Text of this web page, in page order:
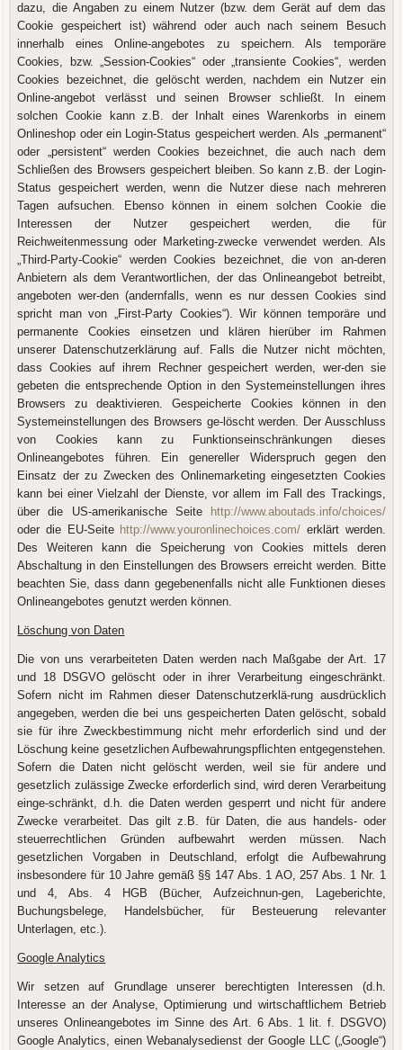
dazu, die Angaben zu einem Nutzer (bzw. dem Gerät auf dem das
Cookie gespeichert ist) während oder auch nach seinem Besuch
innerhalb eines Online-angebotes zu speichern. Als temporäre
Cookies, bzw. „Session-Cookies“ oder „transiente Cookies“, werden
Cookies bezeichnet, die gelöscht werden, nachdem ein Nutzer ein
Online-angebot verlässt und seinen Browser schließt. In einem
solchen Cookie kann z.B. der Inhalt eines Warenkorbs in einem
Onlineshop oder ein Login-Status gespeichert werden. Als „permanent“
oder „persistent“ werden Cookies bezeichnet, die auch nach dem
Schließen des Browsers gespeichert bleiben. So kann z.B. der Login-
Status gespeichert werden, wenn die Nutzer diese nach mehreren
Tagen aufsuchen. Ebenso können in einem solchen Cookie die
Interessen der Nutzer gespeichert werden, die für
Reichweitenmessung oder Marketing-zwecke verwendet werden. Als
„Third-Party-Cookie“ werden Cookies bezeichnet, die von an-deren
Anbietern als dem Verantwortlichen, der das Onlineangebot betreibt,
angeboten wer-den (andernfalls, wenn es nur dessen Cookies sind
spricht man von „First-Party Cookies“). Wir können temporäre und
permanente Cookies einsetzen und klären hierüber im Rahmen
unserer Datenschutzerklärung auf. Falls die Nutzer nicht möchten,
dass Cookies auf ihrem Rechner gespeichert werden, wer-den sie
gebeten die entsprechende Option in den Systemeinstellungen ihres
Browsers zu deaktivieren. Gespeicherte Cookies können in den
Systemeinstellungen des Browsers ge-löscht werden. Der Ausschluss
von Cookies kann zu Funktionseinschränkungen dieses
Onlineangebotes führen. Ein genereller Widerspruch gegen den
Einsatz der zu Zwecken des Onlinemarketing eingesetzten Cookies
kann bei einer Vielzahl der Dienste, vor allem im Fall des Trackings,
über die US-amerikanische Seite
http://www.aboutads.info/choices/
oder die EU-Seite http://www.youronlinechoices.com/ erklärt werden.
Des Weiteren kann die Speicherung von Cookies mittels deren
Abschaltung in den Einstellungen des Browsers erreicht werden. Bitte
beachten Sie, dass dann gegebenenfalls nicht alle Funktionen dieses
Onlineangebotes genutzt werden können.
Löschung von Daten
Die von uns verarbeiteten Daten werden nach Maßgabe der Art. 17
und 18 DSGVO gelöscht oder in ihrer Verarbeitung eingeschränkt.
Sofern nicht im Rahmen dieser Datenschutzerklä-rung ausdrücklich
angegeben, werden die bei uns gespeicherten Daten gelöscht, sobald
sie für ihre Zweckbestimmung nicht mehr erforderlich sind und der
Löschung keine gesetzlichen Aufbewahrungspflichten entgegenstehen.
Sofern die Daten nicht gelöscht werden, weil sie für andere und
gesetzlich zulässige Zwecke erforderlich sind, wird deren Verarbeitung
einge-schränkt, d.h. die Daten werden gesperrt und nicht für andere
Zwecke verarbeitet. Das gilt z.B. für Daten, die aus handels- oder
steuerrechtlichen Gründen aufbewahrt werden müssen. Nach
gesetzlichen Vorgaben in Deutschland, erfolgt die Aufbewahrung
insbesondere für 10 Jahre gemäß §§ 147 Abs. 1 AO, 257 Abs. 1 Nr. 1
und 4, Abs. 4 HGB (Bücher, Aufzeichnun-gen, Lageberichte,
Buchungsbelege, Handelsbücher, für Besteuerung relevanter
Unterlagen, etc.).
Google Analytics
Wir setzen auf Grundlage unserer berechtigten Interessen (d.h.
Interesse an der Analyse, Optimierung und wirtschaftlichem Betrieb
unseres Onlineangebotes im Sinne des Art. 6 Abs. 1 lit. f. DSGVO)
Google Analytics, einen Webanalysedienst der Google LLC („Google“)